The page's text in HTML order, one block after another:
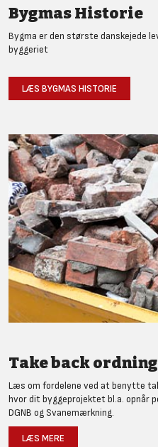
Bygmas Historie
Bygma er den største danskejede
byggeriet
LÆS BYGMAS HISTORIE
Take back
Læs om fordelene ved at benytte
hvor dit byggeprojektet bl.a. opnår
DGNB og Svanemærkning.
LÆS MERE